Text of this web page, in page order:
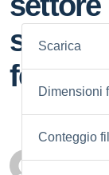
Scarica
Dimensioni
Conteggio